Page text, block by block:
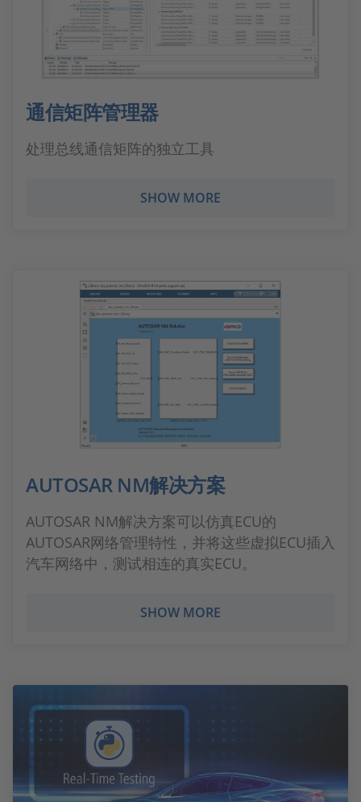
通信矩阵管理器
处理总线通信矩阵的独立工具
SHOW MORE
AUTOSAR NM解决方案
AUTOSAR NM解决方案可以仿真ECU的
AUTOSAR网络管理特性，并将这些虚拟ECU插入
汽车网络中，测试相连的真实ECU。
SHOW MORE